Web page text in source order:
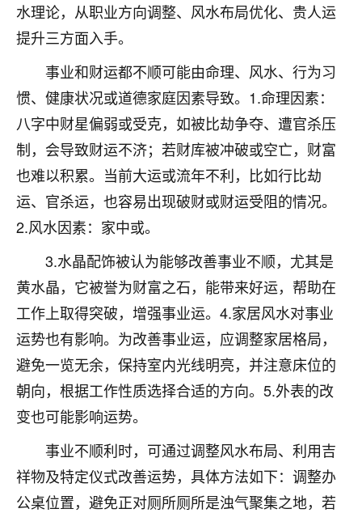
水理论，从职业方向调整、风水布局优化、贵人运
提升三方面入手。
事业和财运都不顺可能由命理、风水、行为习
惯、健康状况或道德家庭因素导致。1.命理因素：
八字中财星偏弱或受克，如被比劫争夺、遭官杀压
制，会导致财运不济；若财库被冲破或空亡，财富
也难以积累。当前大运或流年不利，比如行比劫
运、官杀运，也容易出现破财或财运受阻的情况。
2.风水因素：家中或。
3.水晶配饰被认为能够改善事业不顺，尤其是
黄水晶，它被誉为财富之石，能带来好运，帮助在
工作上取得突破，增强事业运。4.家居风水对事业
运势也有影响。为改善事业运，应调整家居格局，
避免一览无余，保持室内光线明亮，并注意床位的
朝向，根据工作性质选择合适的方向。5.外表的改
变也可能影响运势。
事业不顺利时，可通过调整风水布局、利用吉
祥物及特定仪式改善运势，具体方法如下：调整办
公桌位置，避免正对厕所厕所是浊气聚集之地，若
心心相印
我身体不太好，总是病病殃殃的，去检查又没什么大
问题，反正就是不舒服。中医西医看遍了，找不到问
题，后来无意中看到有人推荐慧来老师，跟老师聊过
之后，心情豁然开朗，也听老师建议，处理了一些因
果问题。今年以来，身体比以前好多，主要是心情好
了，老师说境随心转，现在深有体会了。
鹿森：是的，其实跟老师聊过之后，最大的感
触，首先就是心态会变好，万般皆是命，半点
不由人！
1天前 来自四川
金白水清
我也想找老师看看，有没有人给个联系方式的啊？
鹿森：慧来老师微信：gjsy0624
1天前 来自江西 12
青春168
我也想要，我也想要！
2天前 来自山西 15
Jessica李